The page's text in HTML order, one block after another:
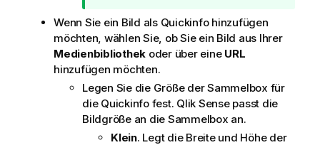
e
i
s
Wenn Sie ein Bild als Quickinfo hinzufügen
möchten, wählen Sie, ob Sie ein Bild aus Ihrer
Medienbibliothek oder über eine URL
hinzufügen möchten.
Legen Sie die Größe der Sammelbox für
die Quickinfo fest. Qlik Sensepasst die
Bildgröße an die Sammelbox an.
Klein. Legt die Breite und Höhe der